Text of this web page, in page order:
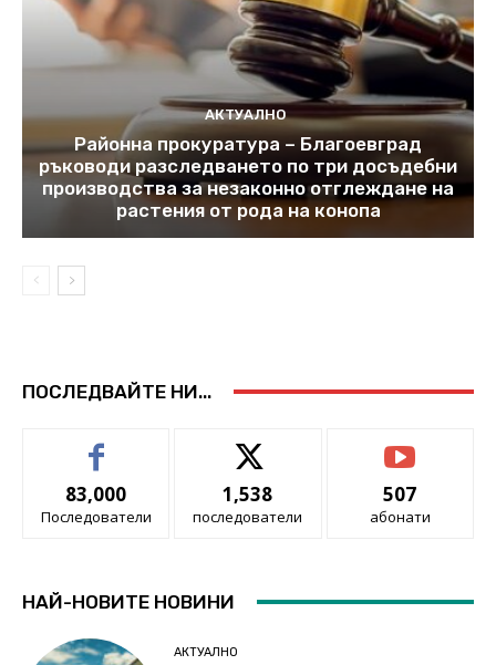
АКТУАЛНО
Районна прокуратура – Благоевград
ръководи разследването по три досъдебни
производства за незаконно отглеждане на
растения от рода на конопа
ПОСЛЕДВАЙТЕ НИ...
83,000
Последователи
1,538
последователи
507
абонати
НАЙ-НОВИТЕ НОВИНИ
АКТУАЛНО